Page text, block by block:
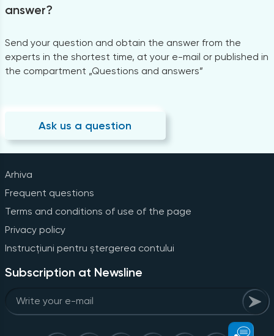
answer?
Send your question and obtain the answer from the
experts in the shortest time, at your e-mail or published in
the compartment „Questions and answers”
Ask us a question
Arhiva
Frequent questions
Terms and conditions of use of the page
Privacy policy
Instrucțiuni pentru ștergerea contului
Subscription at Newsline